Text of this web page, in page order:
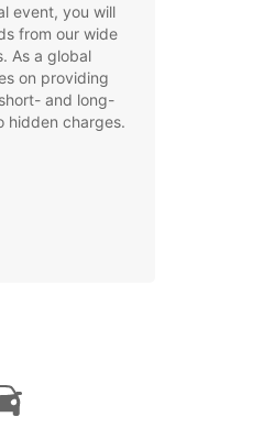
event, you will
from our wide
As a global
on providing
and long-
hidden charges.